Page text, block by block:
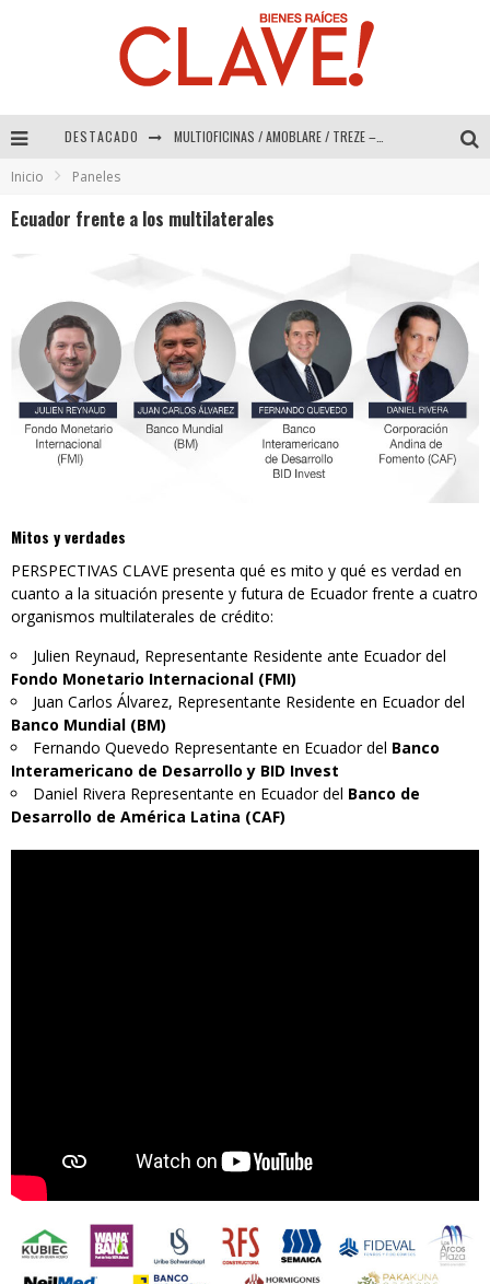
DESTACADO MULTIOFICINAS / AMOBLARE / TREZE – Especial Interiorismo & Decoración 2026
Inicio Paneles
Ecuador frente a los multilaterales
Mitos y verdades
PERSPECTIVAS CLAVE presenta qué es mito y qué es verdad en
cuanto a la situación presente y futura de Ecuador frente a cuatro
organismos multilaterales de crédito:
Julien Reynaud, Representante Residente ante Ecuador del
Fondo Monetario Internacional (FMI)
Juan Carlos Álvarez, Representante Residente en Ecuador del
Banco Mundial (BM)
Fernando Quevedo Representante en Ecuador del Banco
Interamericano de Desarrollo y BID Invest
Daniel Rivera Representante en Ecuador del Banco de
Desarrollo de América Latina (CAF)